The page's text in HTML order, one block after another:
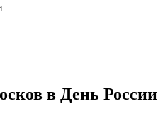
в День России